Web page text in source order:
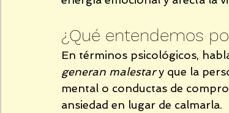
¿Qué entendemos
En términos psicológicos,
generan malestar y que la
mental o conductas de
ansiedad en lugar de calmarla.